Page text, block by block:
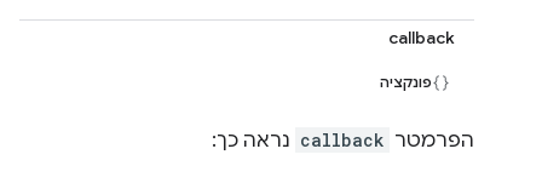
callback
פונקציה
הפרמטר callback נראה כך: